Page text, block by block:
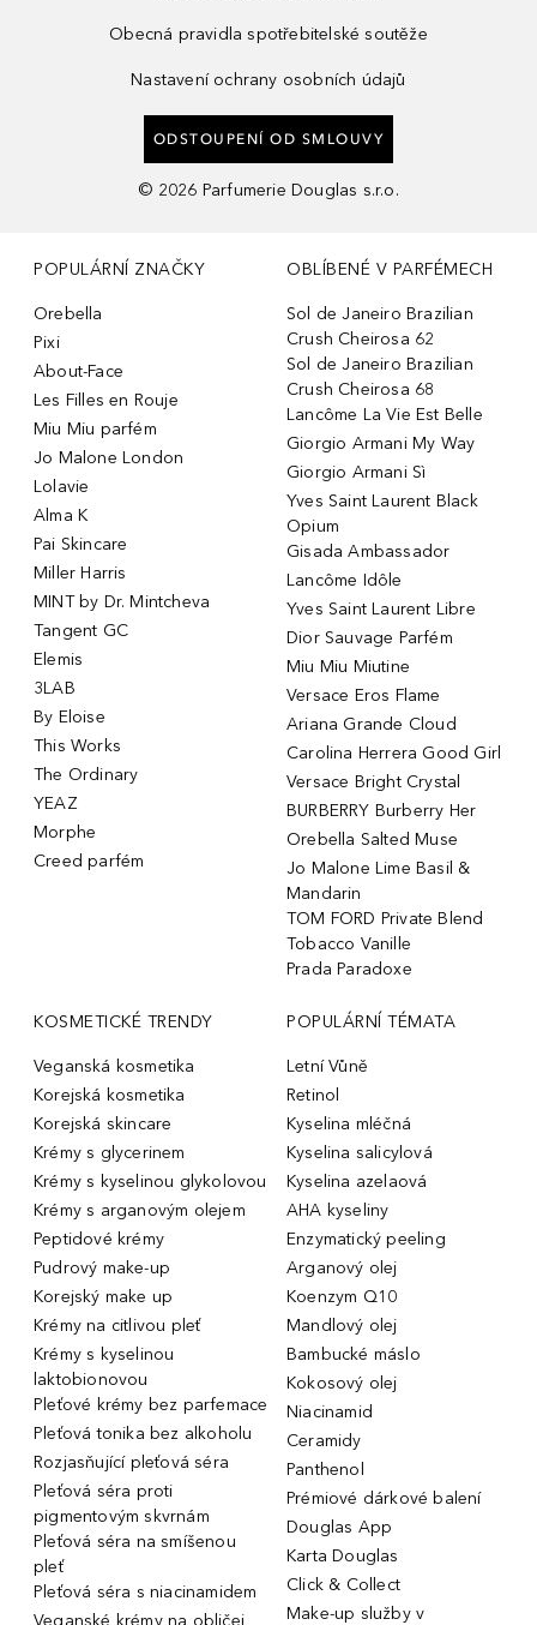
Obecná pravidla spotřebitelské soutěže
Nastavení ochrany osobních údajů
ODSTOUPENÍ OD SMLOUVY
© 2026 Parfumerie Douglas s.r.o.
POPULÁRNÍ ZNAČKY
Orebella
Pixi
About-Face
Les Filles en Rouje
Miu Miu parfém
Jo Malone London
Lolavie
Alma K
Pai Skincare
Miller Harris
MINT by Dr. Mintcheva
Tangent GC
Elemis
3LAB
By Eloise
This Works
The Ordinary
YEAZ
Morphe
Creed parfém
OBLÍBENÉ V PARFÉMECH
Sol de Janeiro Brazilian
Crush Cheirosa 62
Sol de Janeiro Brazilian
Crush Cheirosa 68
Lancôme La Vie Est Belle
Giorgio Armani My Way
Giorgio Armani Sì
Yves Saint Laurent Black
Opium
Gisada Ambassador
Lancôme Idôle
Yves Saint Laurent Libre
Dior Sauvage Parfém
Miu Miu Miutine
Versace Eros Flame
Ariana Grande Cloud
Carolina Herrera Good Girl
Versace Bright Crystal
BURBERRY Burberry Her
Orebella Salted Muse
Jo Malone Lime Basil &
Mandarin
TOM FORD Private Blend
Tobacco Vanille
Prada Paradoxe
KOSMETICKÉ TRENDY
Veganská kosmetika
Korejská kosmetika
Korejská skincare
Krémy s glycerinem
Krémy s kyselinou glykolovou
Krémy s arganovým olejem
Peptidové krémy
Pudrový make-up
Korejský make up
Krémy na citlivou pleť
Krémy s kyselinou
laktobionovou
Pleťové krémy bez parfemace
Pleťová tonika bez alkoholu
Rozjasňující pleťová séra
Pleťová séra proti
pigmentovým skvrnám
Pleťová séra na smíšenou
pleť
Pleťová séra s niacinamidem
Veganské krémy na obličej
POPULÁRNÍ TÉMATA
Letní Vůně
Retinol
Kyselina mléčná
Kyselina salicylová
Kyselina azelaová
AHA kyseliny
Enzymatický peeling
Arganový olej
Koenzym Q10
Mandlový olej
Bambucké máslo
Kokosový olej
Niacinamid
Ceramidy
Panthenol
Prémiové dárkové balení
Douglas App
Karta Douglas
Click & Collect
Make-up služby v